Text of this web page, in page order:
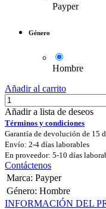
Payper
Género
Hombre
Añadir al carrito
Añadir a lista de deseos
Términos y condiciones
Garantía de devolución de 15
Envío: 2-4 días laborables
En proveedor: 5-10 días
Contáctenos
Marca: Payper
Género: Hombre
INFORMACIÓN DEL